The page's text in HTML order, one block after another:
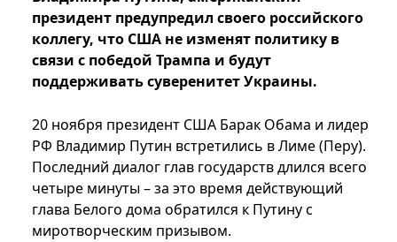
президент предупредил своего российского
коллегу, что США не изменят политику в
связи с победой Трампа и будут
поддерживать суверенитет Украины.
20 ноября президент США Барак Обама и лидер
РФ Владимир Путин встретились в Лиме (Перу).
Последний диалог глав государств длился всего
четыре минуты – за это время действующий
глава Белого дома обратился к Путину с
миротворческим призывом.